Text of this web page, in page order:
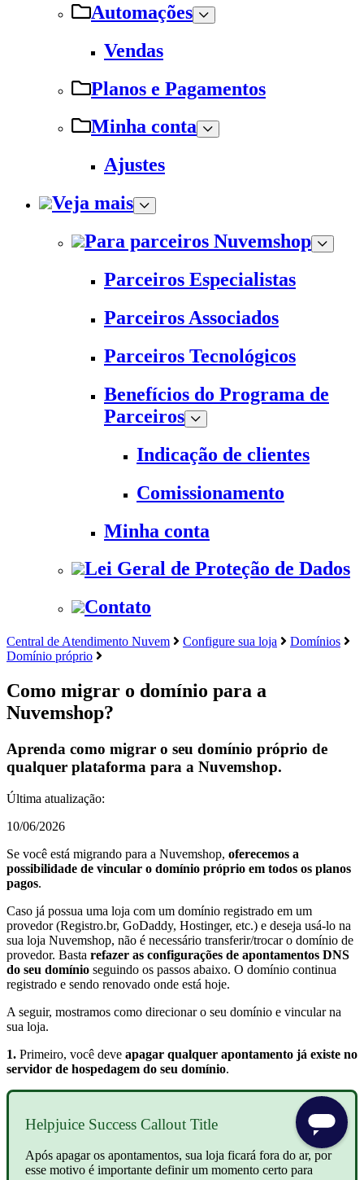
Automações
Vendas
Planos e Pagamentos
Minha conta
Ajustes
Veja mais
Para parceiros Nuvemshop
Parceiros Especialistas
Parceiros Associados
Parceiros Tecnológicos
Benefícios do Programa de
Parceiros
Indicação de clientes
Comissionamento
Minha conta
Lei Geral de Proteção de Dados
Contato
Central de Atendimento Nuvem Configure sua loja
Domínios
Domínio próprio
Como migrar o domínio para a
Nuvemshop?
Aprenda como migrar o seu domínio próprio de
qualquer plataforma para a Nuvemshop.
Última atualização:
10/06/2026
Se você está migrando para a Nuvemshop, oferecemos a
possibilidade de vincular o domínio próprio em todos os planos
pagos.
Caso já possua uma loja com um domínio registrado em um
provedor (Registro.br, GoDaddy, Hostinger, etc.) e deseja usá-lo na
sua loja Nuvemshop, não é necessário transferir/trocar o domínio de
provedor. Basta refazer as configurações de apontamentos DNS
do seu domínio seguindo os passos abaixo. O domínio continua
registrado e sendo renovado onde está hoje.
A seguir, mostramos como direcionar o seu domínio e vincular na
sua loja.
1. Primeiro, você deve apagar qualquer apontamento já existe no
servidor de hospedagem do seu domínio.
Helpjuice Success Callout Title
Após apagar os apontamentos, sua loja ficará fora do ar, por
esse motivo é importante definir um momento certo para